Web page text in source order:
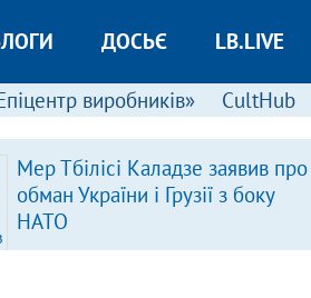
ДОСЬЄ LB.LIVE
виробників» CultHub
Мер Тбілісі Каладзе заявив про
обман України і Грузії з боку
НАТО